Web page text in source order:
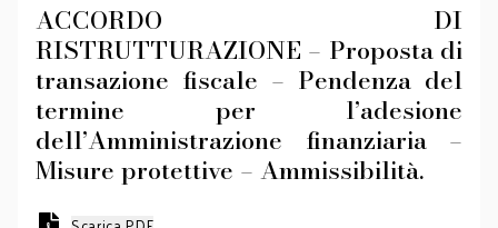
ACCORDO DI
RISTRUTTURAZIONE – Proposta di
transazione fiscale – Pendenza del
termine per l’adesione
dell’Amministrazione finanziaria –
Misure protettive – Ammissibilità.